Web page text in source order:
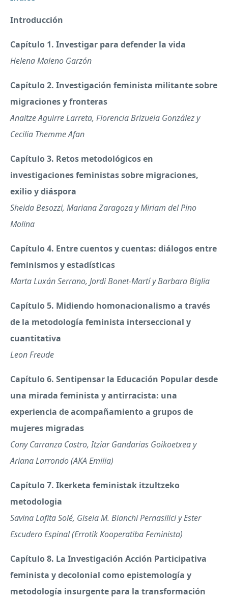
Introducción
Capítulo 1. Investigar para defender la vida
Helena Maleno Garzón
Capítulo 2. Investigación feminista militante sobre
migraciones y fronteras
Anaitze Aguirre Larreta, Florencia Brizuela González y
Cecilia Themme Afan
Capítulo 3. Retos metodológicos en
investigaciones feministas sobre migraciones,
exilio y diáspora
Sheida Besozzi, Mariana Zaragoza y Miriam del Pino
Molina
Capítulo 4. Entre cuentos y cuentas: diálogos entre
feminismos y estadísticas
Marta Luxán Serrano, Jordi Bonet-Martí y Barbara Biglia
Capítulo 5. Midiendo homonacionalismo a través
de la metodología feminista interseccional y
cuantitativa
Leon Freude
Capítulo 6. Sentipensar la Educación Popular desde
una mirada feminista y antirracista: una
experiencia de acompañamiento a grupos de
mujeres migradas
Cony Carranza Castro, Itziar Gandarias Goikoetxea y
Ariana Larrondo (AKA Emilia)
Capítulo 7. Ikerketa feministak itzultzeko
metodologia
Savina Lafita Solé, Gisela M. Bianchi Pernasilici y Ester
Escudero Espinal (Errotik Kooperatiba Feminista)
Capítulo 8. La Investigación Acción Participativa
feminista y decolonial como epistemología y
metodología insurgente para la transformación